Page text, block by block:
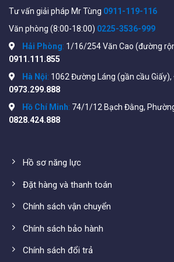
Xem đầy đủ tính năng và thông số kỹ
datasheet của nhà sản xuất tại đây:
https://www.hikvision.com/content/
2CD1027G0-
Hiệu quảsử dụng
WiFiStore biết điều Quý khách quan
Tư vấn giải pháp Mr Tùng 0911-119-116
Văn phòng (8:00-18:00) 0225-3536-999
Hải Phòng: 1/16/254 Văn Cao (đường
0911.111.855
Hà Nội: 1062 Đường Láng (gần cầu
0973.299.888
Hồ Chí Minh: 74/1/12 Bạch Đằng,
0828.424.888
Hồ sơ năng lực
Đặt hàng và thanh toán
Chính sách vận chuyển
Chính sách bảo hành
Chính sách đổi trả